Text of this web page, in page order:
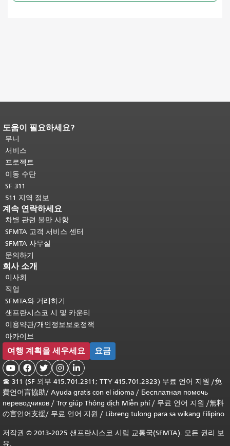
페이지 내용 끝입니다.이 페이지의 나
머지 내용은 모든 페이지에 반복됩니
다.메인 콘텐츠 상단으로 돌아가려면
여기를 클릭하십시오
도움이 필요하세요?
무니
서비스
프로젝트
이동 수단
SF 311
511 지역 정보
계속 연락하세요
차별 관련 불만 사항
SFMTA 고객 서비스 센터
SFMTA 사무실
문의하기
회사 소개
이사회
직업
SFMTA와 거래하기
샌프란시스코 시 및 카운티
이용약관/개인정보보호정책
아카이브
여행 계획을 세우세요 요금
    
☎ 311 (SF 외부 415.701.2311; TTY 415.701.2323) 무료 언어 지원 /免
費언어言協助/ Ayuda gratis con el idioma / Бесплатная помочь
переводчиков / Trợ giúp Thông dịch Miễn phí/ 무료 언어 지원 /無料
の言언어支援/ 무료 언어 지원 / Libreng tulong para sa wikang Filipino
저작권 © 2013-2025 샌프란시스코 시립 교통국(SFMTA). 모든 권리 보
유.